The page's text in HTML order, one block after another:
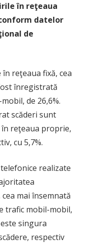
în reţeaua
datelor
de
reţeaua fixă, cea
înregistrată
de 26,6%.
scăderi sunt
reţeaua proprie,
cu 5,7%.
realizate
mai însemnată
trafic mobil-mobil,
singura
respectiv